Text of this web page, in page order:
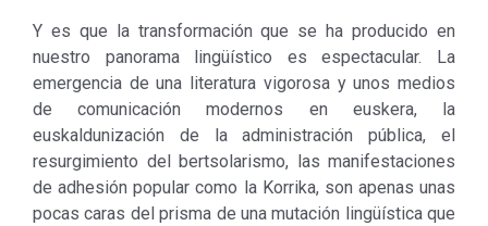
Y es que la transformación que se ha producido en
nuestro panorama lingüístico es espectacular. La
emergencia de una literatura vigorosa y unos medios
de comunicación modernos en euskera, la
euskaldunización de la administración pública, el
resurgimiento del bertsolarismo, las manifestaciones
de adhesión popular como la Korrika, son apenas unas
pocas caras del prisma de una mutación lingüística que